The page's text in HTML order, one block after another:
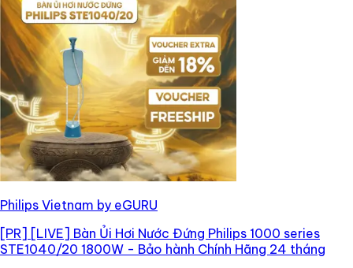
Philips Vietnam by eGURU
[PR] [LIVE] Bàn Ủi Hơi Nước Đứng Philips 1000 series
STE1040/20 1800W - Bảo hành Chính Hãng 24 tháng